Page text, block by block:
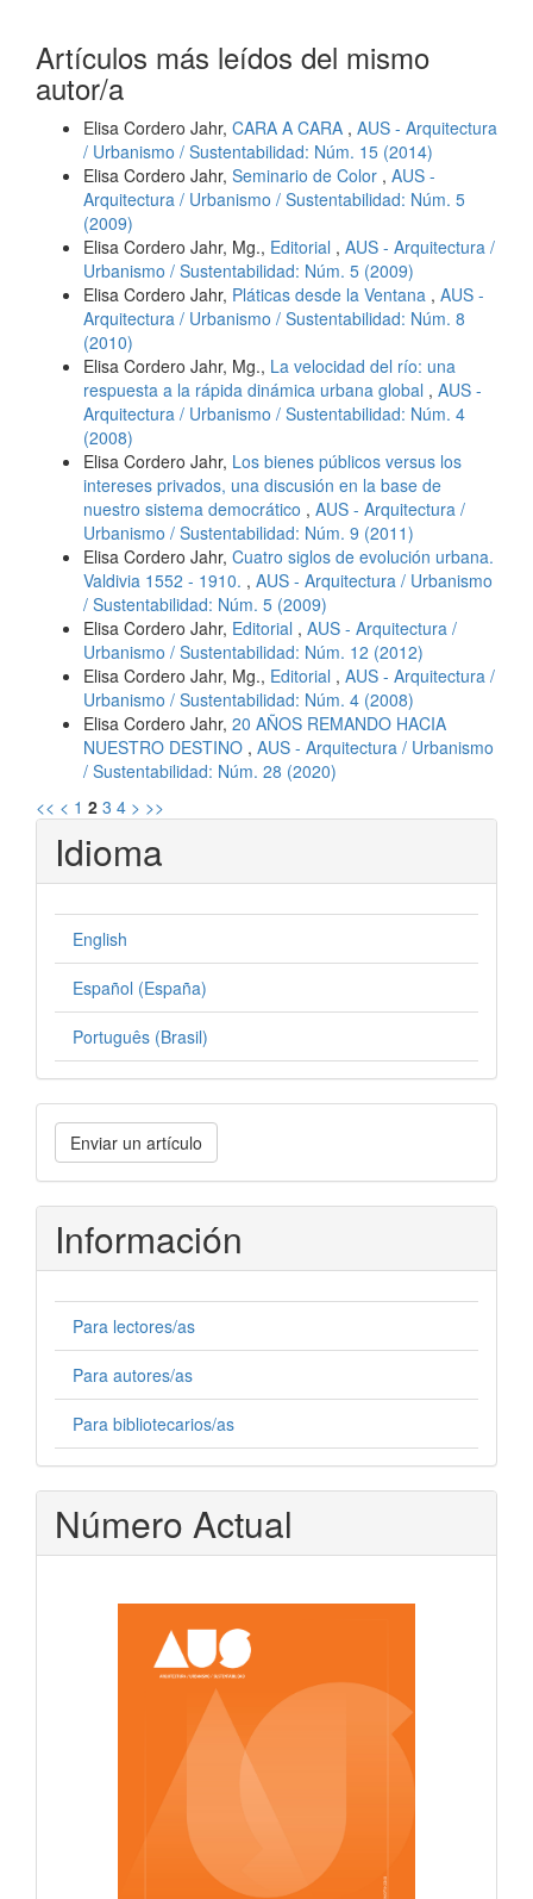
Artículos más leídos del mismo
autor/a
Elisa Cordero Jahr, CARA A CARA , AUS - Arquitectura
/ Urbanismo / Sustentabilidad: Núm. 15 (2014)
Elisa Cordero Jahr, Seminario de Color , AUS -
Arquitectura / Urbanismo / Sustentabilidad: Núm. 5
(2009)
Elisa Cordero Jahr, Mg., Editorial , AUS - Arquitectura /
Urbanismo / Sustentabilidad: Núm. 5 (2009)
Elisa Cordero Jahr, Pláticas desde la Ventana , AUS -
Arquitectura / Urbanismo / Sustentabilidad: Núm. 8
(2010)
Elisa Cordero Jahr, Mg., La velocidad del río: una
respuesta a la rápida dinámica urbana global , AUS -
Arquitectura / Urbanismo / Sustentabilidad: Núm. 4
(2008)
Elisa Cordero Jahr, Los bienes públicos versus los
intereses privados, una discusión en la base de
nuestro sistema democrático , AUS - Arquitectura /
Urbanismo / Sustentabilidad: Núm. 9 (2011)
Elisa Cordero Jahr, Cuatro siglos de evolución urbana.
Valdivia 1552 - 1910. , AUS - Arquitectura / Urbanismo
/ Sustentabilidad: Núm. 5 (2009)
Elisa Cordero Jahr, Editorial , AUS - Arquitectura /
Urbanismo / Sustentabilidad: Núm. 12 (2012)
Elisa Cordero Jahr, Mg., Editorial , AUS - Arquitectura /
Urbanismo / Sustentabilidad: Núm. 4 (2008)
Elisa Cordero Jahr, 20 AÑOS REMANDO HACIA
NUESTRO DESTINO , AUS - Arquitectura / Urbanismo
/ Sustentabilidad: Núm. 28 (2020)
<< < 1 2 3 4 > >>
Idioma
English
Español (España)
Português (Brasil)
Enviar
un
artículo
Enviar un artículo
Información
Para lectores/as
Para autores/as
Para bibliotecarios/as
Número Actual